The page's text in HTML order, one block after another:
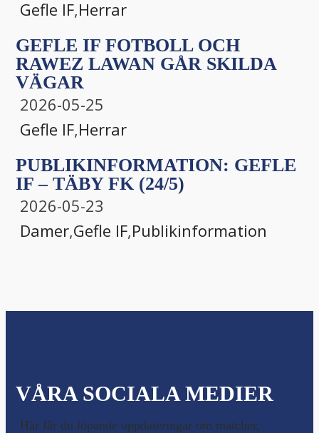
Gefle IF,Herrar
GEFLE IF FOTBOLL OCH
RAWEZ LAWAN GÅR SKILDA
VÄGAR
2026-05-25
Gefle IF,Herrar
PUBLIKINFORMATION: GEFLE
IF – TÄBY FK (24/5)
2026-05-23
Damer,Gefle IF,Publikinformation
VÅRA SOCIALA MEDIER
Här får du löpande uppdateringar om matcher,